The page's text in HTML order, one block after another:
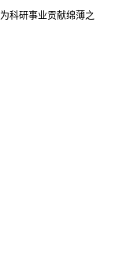
科研事业贡献绵薄之